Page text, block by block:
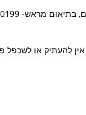
| משרד 08-8573047 |
להעתיק או לשכפל